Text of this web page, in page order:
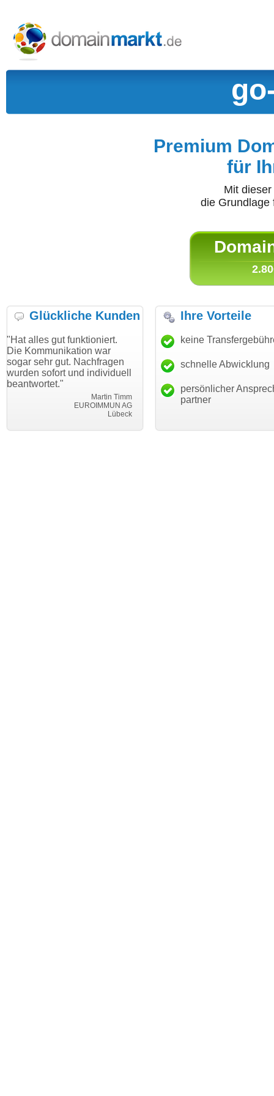
Premium
für
Mit
die
Glückliche Kunden
funktioniert.
war
Nachfragen
und individuell
"Danke für den schnellen
Transfer und guten Service!"
Thomas Schäfer
i can eckert communication GmbH
"Ich bin
haben.
mein
Ihre Vorteile
keine
schnelle Abwicklung
persönlicher
partner